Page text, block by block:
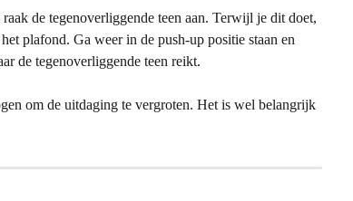
de tegenoverliggende teen aan. Terwijl je dit doet,
plafond. Ga weer in de push-up positie staan en
de tegenoverliggende teen reikt.
om de uitdaging te vergroten. Het is wel belangrijk